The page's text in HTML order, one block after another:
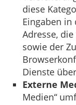
diese
Eingaben in
Adresse,
sowie der
Dienste
Externe
Medien“